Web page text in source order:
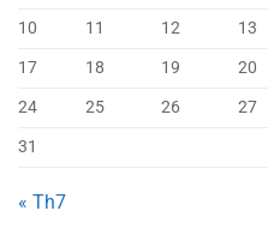
10
11 12 13
17
18 19 20
24
25 26 27
31
« Th7